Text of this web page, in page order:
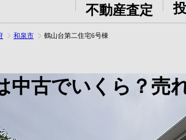
不動産査定
和泉市 鶴山台第二住宅6号棟
中古でいくら？売